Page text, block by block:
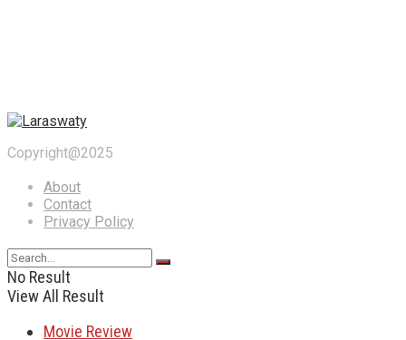
Copyright@2025
About
Contact
Privacy Policy
No Result
View All Result
Movie Review